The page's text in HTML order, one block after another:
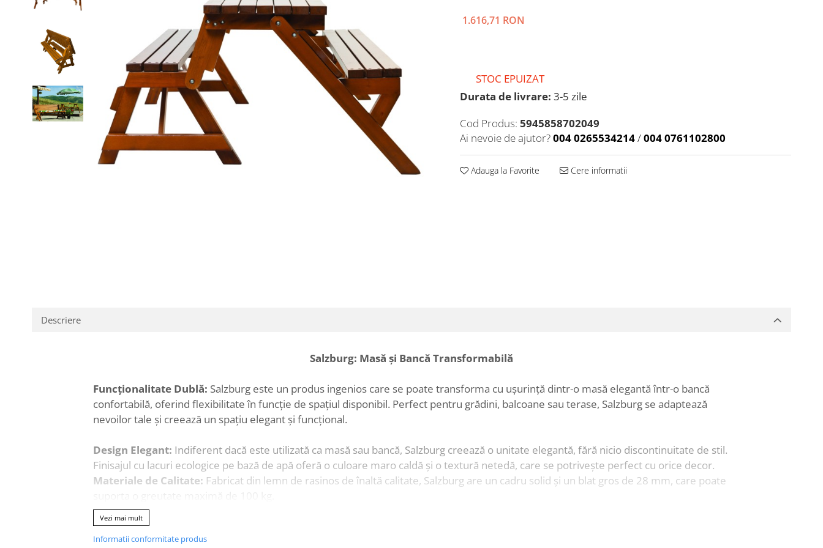
1.616,71 RON
STOC EPUIZAT
Durata de livrare: 3-5 zile
Cod Produs: 5945858702049
Ai nevoie de ajutor?004 0265534214/004 0761102800
Adauga la Favorite Cere informatii
Descriere
Salzburg: Masă și Bancă Transformabilă
Funcționalitate Dublă: Salzburg este un produs ingenios care se poate transforma cu ușurință dintr-o masă elegantă într-o bancă
confortabilă, oferind flexibilitate în funcție de spațiul disponibil. Perfect pentru grădini, balcoane sau terase, Salzburg se adaptează
nevoilor tale și creează un spațiu elegant și funcțional.
Design Elegant: Indiferent dacă este utilizată ca masă sau bancă, Salzburg creează o unitate elegantă, fără nicio discontinuitate de stil.
Finisajul cu lacuri ecologice pe bază de apă oferă o culoare maro caldă și o textură netedă, care se potrivește perfect cu orice decor.
Materiale de Calitate: Fabricat din lemn de rasinos de înaltă calitate, Salzburg are un cadru solid și un blat gros de 28 mm, care poate
Dimensiuni:
Lungime ca masă: 1950 mm
Vezi mai mult
Informatii conformitate produs